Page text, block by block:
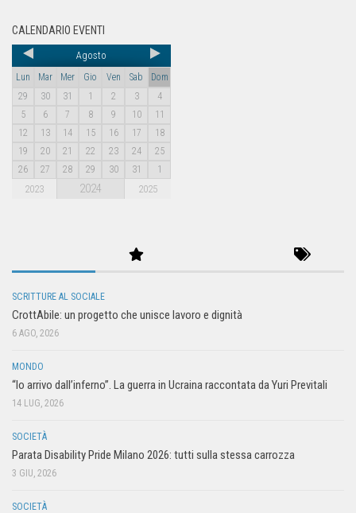
CALENDARIO EVENTI
Agosto
Lun Mar Mer Gio Ven Sab
Dom
29
30 31 1 2 3
4
5
6 7 8 9 10
11
12
13 14 15 16 17
18
19
20 21 22 23 24
25
26
27 28 29 30 31 1
2023 2024 2025
SCRITTURE AL SOCIALE
CrottAbile: un progetto che unisce lavoro e dignità
6 AGO, 2026
MONDO
“Io arrivo dall’inferno”. La guerra in Ucraina raccontata da Yuri Previtali
14 LUG, 2026
SOCIETÀ
Parata Disability Pride Milano 2026: tutti sulla stessa carrozza
3 GIU, 2026
SOCIETÀ